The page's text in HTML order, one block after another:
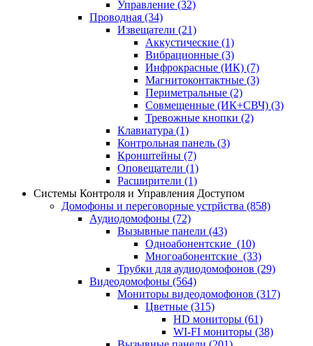
Управление (32)
Проводная (34)
Извещатели (21)
Аккустические (1)
Вибрационные (3)
Инфрокрасные (ИК) (7)
Магнитоконтактные (3)
Периметральные (2)
Совмещенные (ИК+СВЧ) (3)
Тревожные кнопки (2)
Клавиатура (1)
Контрольная панель (3)
Кронштейны (7)
Оповещатели (1)
Расширители (1)
Системы Контроля и Управления Доступом
Домофоны и переговорные устрйства (858)
Аудиодомофоны (72)
Вызывные панели (43)
Одноабонентские (10)
Многоабонентские (33)
Трубки для аудиодомофонов (29)
Видеодомофоны (564)
Мониторы видеодомофонов (317)
Цветные (315)
HD мониторы (61)
WI-FI мониторы (38)